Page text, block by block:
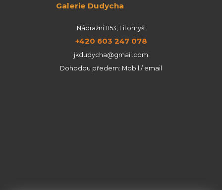
Galerie Dudycha
Nádražní 1153, Litomyšl
+420 603 247 078
jkdudycha@gmail.com
Dohodou předem: Mobil / email